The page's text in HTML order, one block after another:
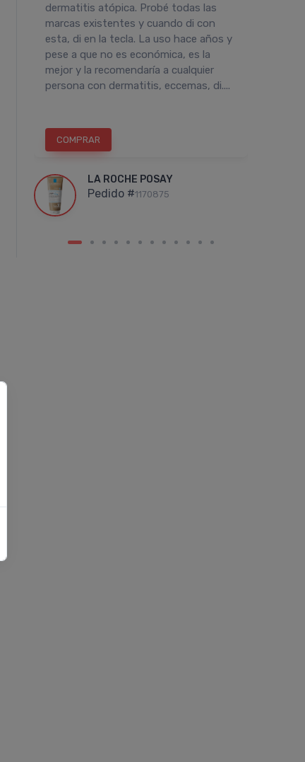
dermatitis atópica. Probé todas las
marcas existentes y cuando di con
esta, di en la tecla. La uso hace años y
pese a que no es económica, es la
mejor y la recomendaría a cualquier
persona con dermatitis, eccemas, di....
COMPRAR
LA ROCHE POSAY
Pedido #1170875